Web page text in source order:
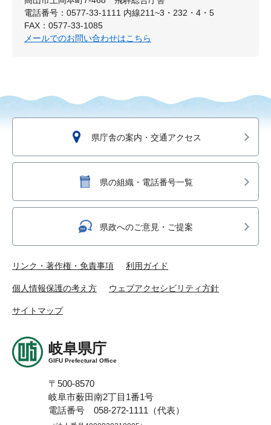
電話番号：0577-33-1111 内線211~3・232・4・5
FAX：0577-33-1085
メールでのお問い合わせはこちら
県庁舎の案内・交通アクセス
県の組織・電話番号一覧
県政へのご意見・ご提案
リンク・著作権・免責事項 利用ガイド
個人情報保護の考え方 ウェブアクセシビリティ方針
サイトマップ
岐阜県庁
GIFU Prefectural Office
〒500-8570
岐阜市薮田南2丁目1番1号
電話番号 058-272-1111（代表）